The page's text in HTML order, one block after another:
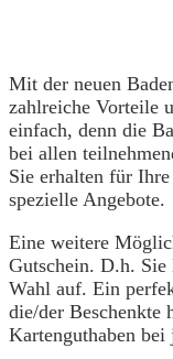
Mit der neuen
zahlreiche Vorteile
einfach, denn die
bei allen
Sie erhalten für
spezielle Angebote.
Eine weitere
Gutschein. D.h.
Wahl auf. Ein
die/der Beschenkte
Kartenguthaben bei